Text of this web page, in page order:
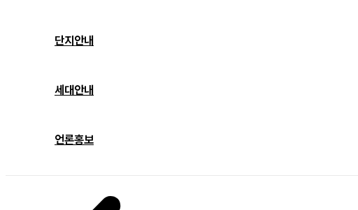
단지안내
세대안내
언론홍보
대전 경
빌
▶사전관
대전 경
남아너스
빌
▶방문예